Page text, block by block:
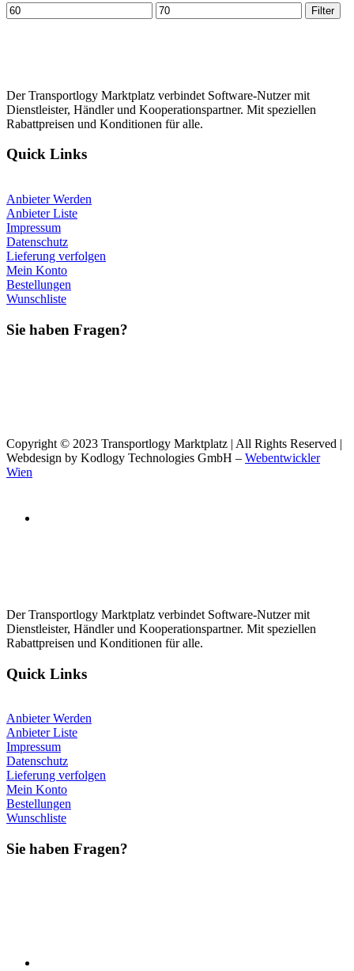
Min
price
Max
price
Filter
Der Transportlogy Marktplatz verbindet Software-Nutzer mit
Dienstleister, Händler und Kooperationspartner. Mit speziellen
Rabattpreisen und Konditionen für alle.
Quick Links
Anbieter Werden
Anbieter Liste
Impressum
Datenschutz
Lieferung verfolgen
Mein Konto
Bestellungen
Wunschliste
Sie haben Fragen?
Copyright © 2023 Transportlogy Marktplatz | All Rights Reserved |
Webdesign by Kodlogy Technologies GmbH – Webentwickler
Wien
Der Transportlogy Marktplatz verbindet Software-Nutzer mit
Dienstleister, Händler und Kooperationspartner. Mit speziellen
Rabattpreisen und Konditionen für alle.
Quick Links
Anbieter Werden
Anbieter Liste
Impressum
Datenschutz
Lieferung verfolgen
Mein Konto
Bestellungen
Wunschliste
Sie haben Fragen?